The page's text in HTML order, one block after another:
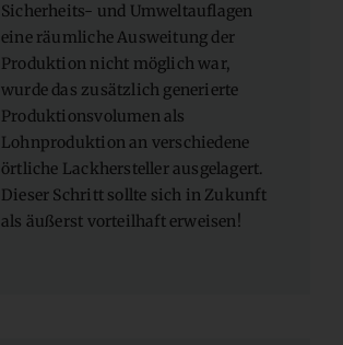
Sicherheits- und Umweltauflagen
eine räumliche Ausweitung der
Produktion nicht möglich war,
wurde das zusätzlich generierte
Produktionsvolumen als
Lohnproduktion an verschiedene
örtliche Lackhersteller ausgelagert.
Dieser Schritt sollte sich in Zukunft
als äußerst vorteilhaft erweisen!